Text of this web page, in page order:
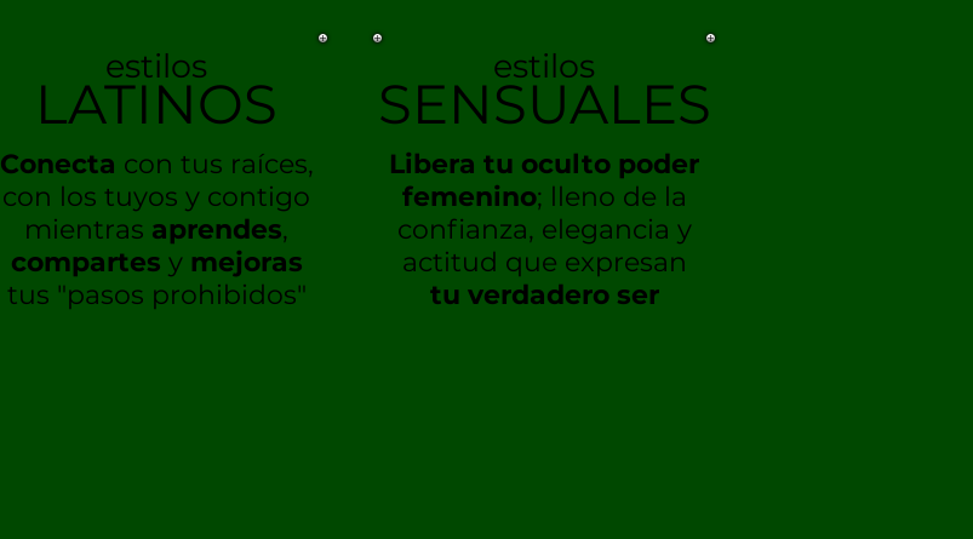
estilos
LATINOS
Conecta con tus raíces,
con los tuyos y contigo
mientras aprendes,
compartes y mejoras
tus "pasos prohibidos"
estilos
SENSUALES
Libera tu oculto poder
femenino; lleno de la
confianza, elegancia y
actitud que expresan
tu verdadero ser